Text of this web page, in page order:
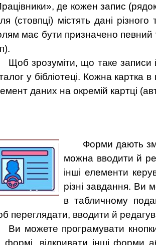
де кожен запис
(стовпці) містять дані
має бути призначено певний
Щоб зрозуміти, що таке
у бібліотеці. Кожна картка
даних на окремій картці
Форми дають
можна вводити й
інші елементи
різні завдання. Ви
в табличному
переглядати, вводити й
Ви можете програмувати
формі, відкривати інші форми